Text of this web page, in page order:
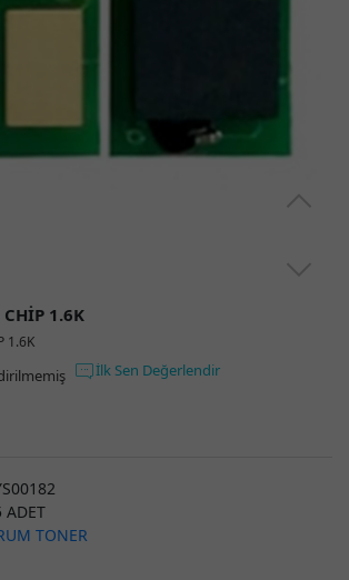
1.6K
1.6K
İlk Sen Değerlendir
ADET
TONER